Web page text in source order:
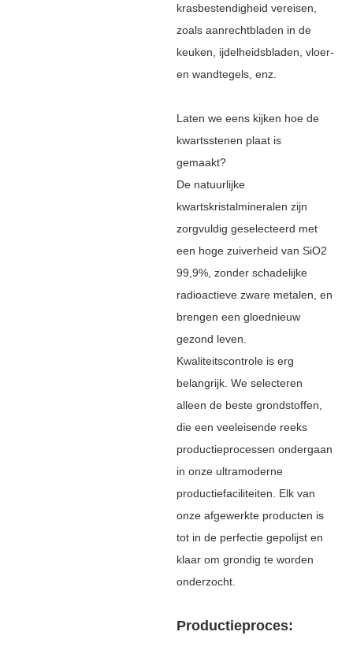
krasbestendigheid vereisen,
zoals aanrechtbladen in de
keuken, ijdelheidsbladen, vloer-
en wandtegels, enz.
Laten we eens kijken hoe de
kwartsstenen plaat is
gemaakt?
De natuurlijke
kwartskristalmineralen zijn
zorgvuldig geselecteerd met
een hoge zuiverheid van SiO2
99,9%, zonder schadelijke
radioactieve zware metalen, en
brengen een gloednieuw
gezond leven.
Kwaliteitscontrole is erg
belangrijk. We selecteren
alleen de beste grondstoffen,
die een veeleisende reeks
productieprocessen ondergaan
in onze ultramoderne
productiefaciliteiten. Elk van
onze afgewerkte producten is
tot in de perfectie gepolijst en
klaar om grondig te worden
onderzocht.
Productieproces: